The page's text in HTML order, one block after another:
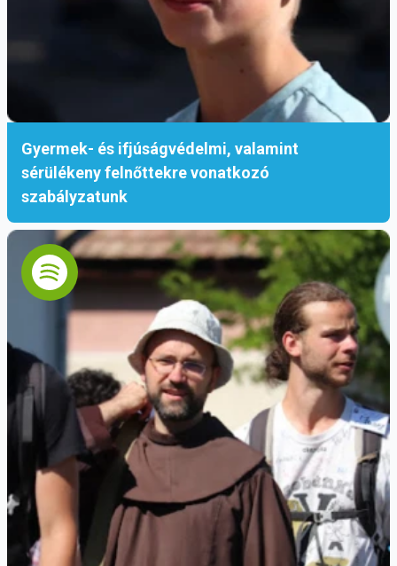
Fotó: Gellért Sára Mária
Gyermek- és ifjúságvédelmi, valamint
sérülékeny felnőttekre vonatkozó
szabályzatunk